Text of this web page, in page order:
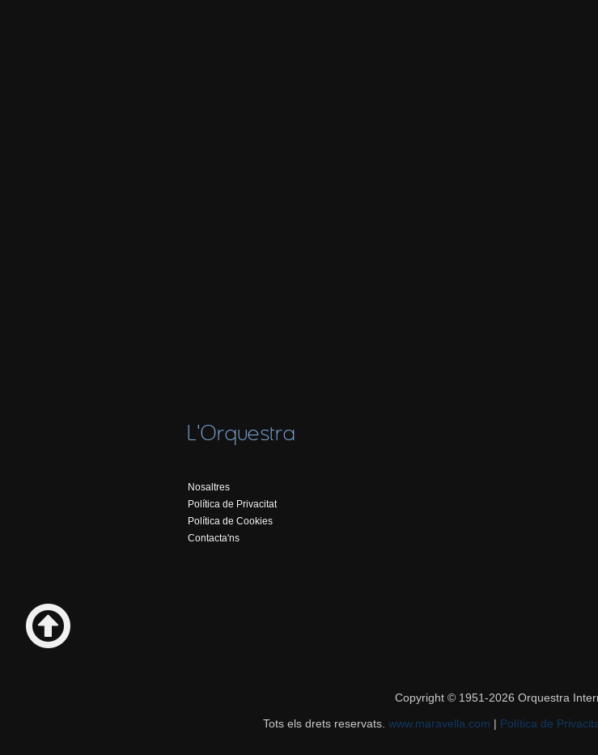
L'Orquestra
Nosaltres
Política de Privacitat
Política de Cookies
Contacta'ns
Copyright © 1951-2026 Orquestra
Tots els drets reservats. www.maravella.com | Política de